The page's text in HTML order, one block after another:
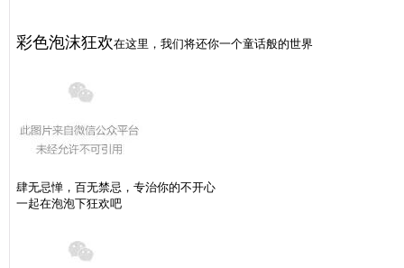
彩色泡沫狂欢在这里，我们将还你一个童话般的世界
肆无忌惮，百无禁忌，专治你的不开心
一起在泡泡下狂欢吧